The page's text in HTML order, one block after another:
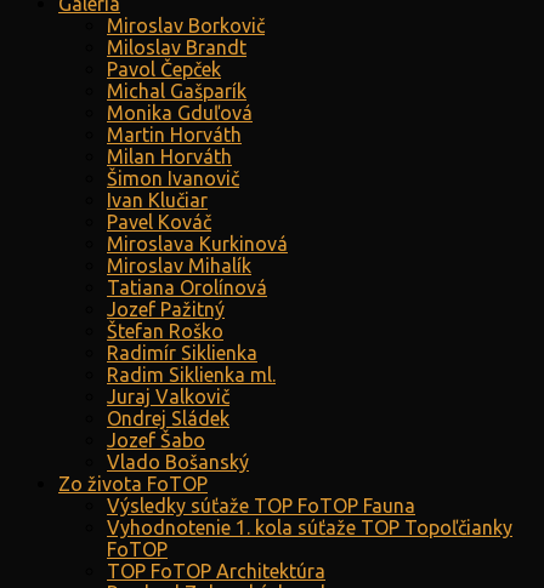
Miroslav Borkovič
Miloslav Brandt
Pavol Čepček
Michal Gašparík
Monika Gduľová
Martin Horváth
Milan Horváth
Šimon Ivanovič
Ivan Klučiar
Pavel Kováč
Miroslava Kurkinová
Miroslav Mihalík
Tatiana Orolínová
Jozef Pažitný
Štefan Roško
Radimír Siklienka
Radim Siklienka ml.
Juraj Valkovič
Ondrej Sládek
Jozef Šabo
Vlado Bošanský
Zo života FoTOP
Výsledky súťaže TOP FoTOP Fauna
Vyhodnotenie 1. kola súťaže TOP Topoľčianky
FoTOP
TOP FoTOP Architektúra